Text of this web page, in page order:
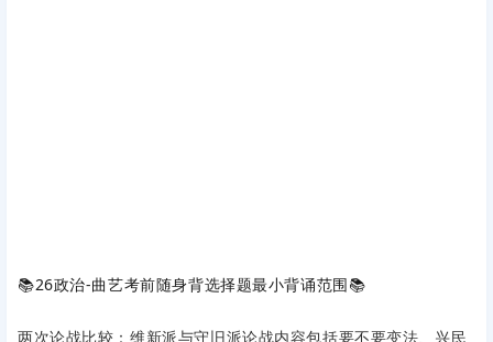
📚26政治-曲艺考前随身背选择题最小背诵范围📚
两次论战比较：维新派与守旧派论战内容包括要不要变法、兴民